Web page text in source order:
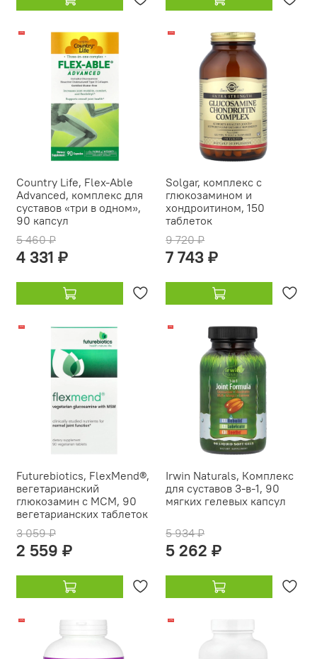
-21%
Country Life, Flex-Able
Advanced, комплекс для
суставов «три в одном»,
90 капсул
5 460 ₽
4 331 ₽
-20%
Solgar, комплекс с
глюкозамином и
хондроитином, 150
таблеток
9 720 ₽
7 743 ₽
-16%
Futurebiotics, FlexMend®,
вегетарианский
глюкозамин с МСМ, 90
вегетарианских таблеток
3 059 ₽
2 559 ₽
-11%
Irwin Naturals, Комплекс
для суставов 3-в-1, 90
мягких гелевых капсул
5 934 ₽
5 262 ₽
-14% -21%